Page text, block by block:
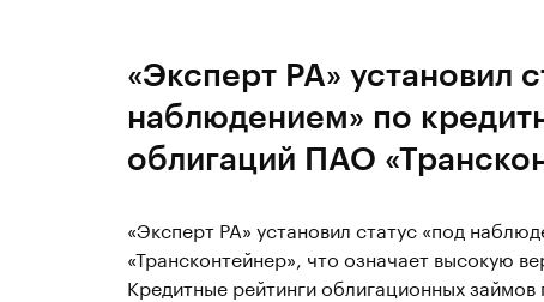
«Эксперт РА» установил
наблюдением» по
облигаций ПАО
«Эксперт РА» установил статус «под
«Трансконтейнер», что означает высокую
Кредитные рейтинги облигационных